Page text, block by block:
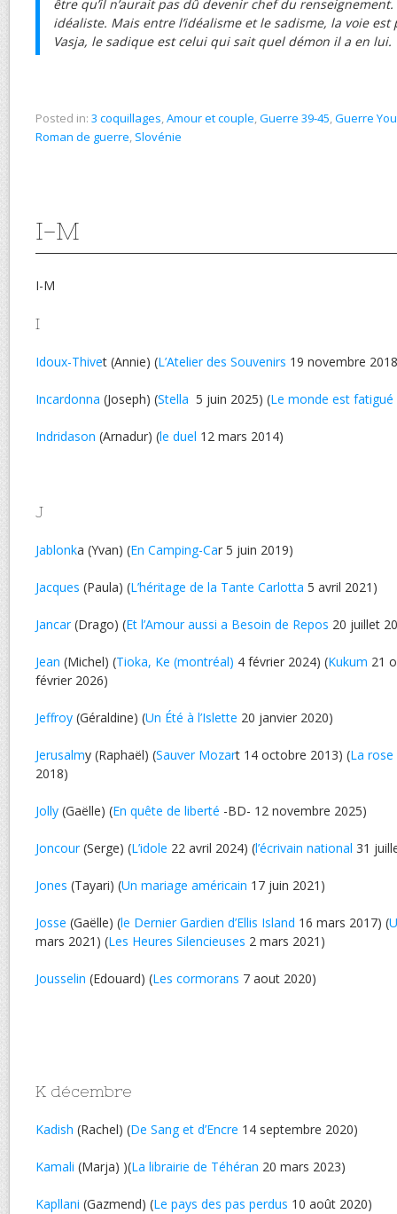
être qu’il n’aurait pas dû devenir chef du
idéaliste. Mais entre l’idéalisme et le sadisme, la voie
Vasja, le sadique est celui qui sait quel démon il a en lui.
Posted in: 3 coquillages,Amour et couple,Guerre 39-45,Guerre
Roman de guerre, Slovénie
I-M
I-M
I
Idoux-Thivet (Annie) (L’Atelier des Souvenirs 19 novembre
Incardonna (Joseph) (Stella 5 juin 2025) (Le monde est fatigué
Indridason (Arnadur) (le duel 12 mars 2014)
J
Jablonka (Yvan) (En Camping-Car 5 juin 2019)
Jacques (Paula) (L’héritage de la Tante Carlotta 5 avril 2021)
Jancar(Drago) (Et l’Amour aussi a Besoin de Repos 20 juillet
Jean (Michel) (Tioka, Ke (montréal) 4 février 2024) (Kukum 21
février 2026)
Jeffroy (Géraldine) (Un Été à l’Islette 20 janvier 2020)
Jerusalmy (Raphaël) (Sauver Mozart 14 octobre 2013) (La rose
2018)
Jolly (Gaëlle) (En quête de liberté -BD- 12 novembre 2025)
Joncour(Serge) (L’idole 22 avril 2024) (l’écrivain national 31
Jones (Tayari) (Un mariage américain 17 juin 2021)
Josse (Gaëlle) (le Dernier Gardien d’Ellis Island 16 mars 2017) (
mars 2021) (Les Heures Silencieuses 2 mars 2021)
Jousselin (Edouard) (Les cormorans 7 aout 2020)
K décembre
Kadish (Rachel) (De Sang et d’Encre 14 septembre 2020)
Kamali (Marja) )(La librairie de Téhéran 20 mars 2023)
Kapllani (Gazmend) (Le pays des pas perdus 10 août 2020)